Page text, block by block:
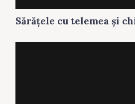
Sărăţele cu telemea și